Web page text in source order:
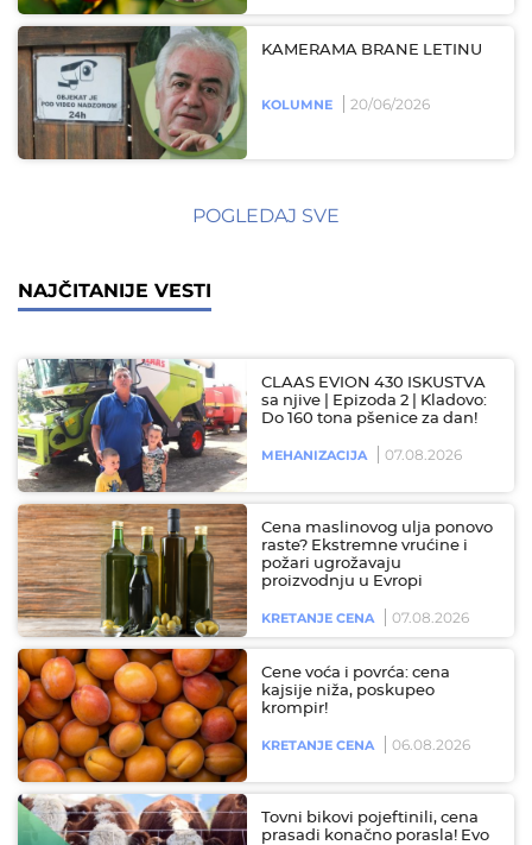
KAMERAMA BRANE LETINU
KOLUMNE 20/06/2026
POGLEDAJ SVE
NAJČITANIJE VESTI
CLAAS EVION 430 ISKUSTVA
sa njive | Epizoda 2 | Kladovo:
Do 160 tona pšenice za dan!
MEHANIZACIJA 07.08.2026
Cena maslinovog ulja ponovo
raste? Ekstremne vrućine i
požari ugrožavaju
proizvodnju u Evropi
KRETANJE CENA 07.08.2026
Cene voća i povrća: cena
kajsije niža, poskupeo
krompir!
KRETANJE CENA 06.08.2026
Tovni bikovi pojeftinili, cena
prasadi konačno porasla! Evo